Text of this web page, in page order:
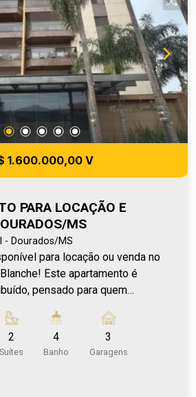
1.600.000,00 V
PARA LOCAÇÃO E
MS
- Dourados/MS
para locação ou venda no
Este apartamento é
pensado para quem
sala de jantar e sala de jantar,
e um ambiente acolhedor,
área de serviço independente,
2
Suítes
4
Banho
3
Garagens